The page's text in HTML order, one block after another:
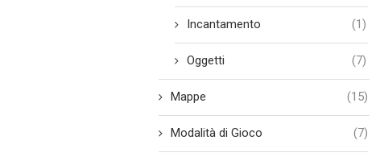
Incantamento (1)
Oggetti (7)
Mappe (15)
Modalità di Gioco (7)